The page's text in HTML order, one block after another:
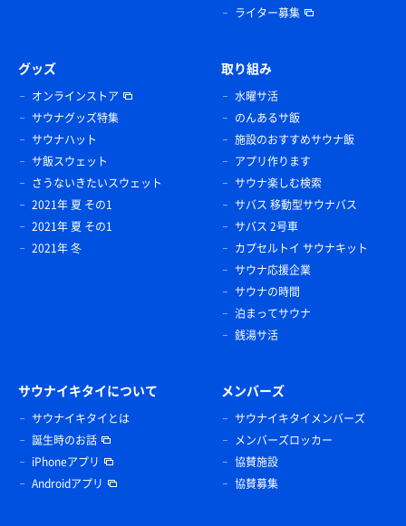
ライター募集
グッズ
オンラインストア
サウナグッズ特集
サウナハット
サ飯スウェット
さうないきたいスウェット
2021年 夏 その1
2021年 夏 その1
2021年 冬
取り組み
水曜サ活
のんあるサ飯
施設のおすすめサウナ飯
アプリ作ります
サウナ楽しむ検索
サバス 移動型サウナバス
サバス 2号車
カプセルトイ サウナキット
サウナ応援企業
サウナの時間
泊まってサウナ
銭湯サ活
サウナイキタイについて
サウナイキタイとは
誕生時のお話
iPhoneアプリ
Androidアプリ
メンバーズ
サウナイキタイメンバーズ
メンバーズロッカー
協賛施設
協賛募集